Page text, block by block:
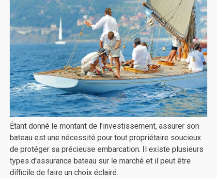
Étant donné le montant de l’investissement, assurer son
bateau est une nécessité pour tout propriétaire soucieux
de protéger sa précieuse embarcation. Il existe plusieurs
types d’assurance bateau sur le marché et il peut être
difficile de faire un choix éclairé.